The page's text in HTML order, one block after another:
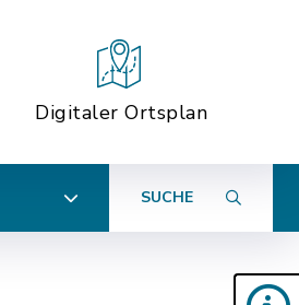
Digitaler Ortsplan
SUCHE